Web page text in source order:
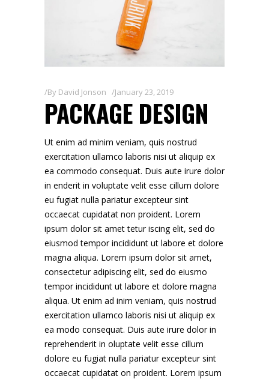
By David Jonson January 23, 2019
PACKAGE DESIGN
Ut enim ad minim veniam, quis nostrud
exercitation ullamco laboris nisi ut aliquip ex
ea commodo consequat. Duis aute irure dolor
in enderit in voluptate velit esse cillum dolore
eu fugiat nulla pariatur excepteur sint
occaecat cupidatat non proident. Lorem
ipsum dolor sit amet tetur iscing elit, sed do
eiusmod tempor incididunt ut labore et dolore
magna aliqua. Lorem ipsum dolor sit amet,
consectetur adipiscing elit, sed do eiusmo
tempor incididunt ut labore et dolore magna
aliqua. Ut enim ad inim veniam, quis nostrud
exercitation ullamco laboris nisi ut aliquip ex
ea modo consequat. Duis aute irure dolor in
reprehenderit in oluptate velit esse cillum
dolore eu fugiat nulla pariatur excepteur sint
occaecat cupidatat on proident. Lorem ipsum